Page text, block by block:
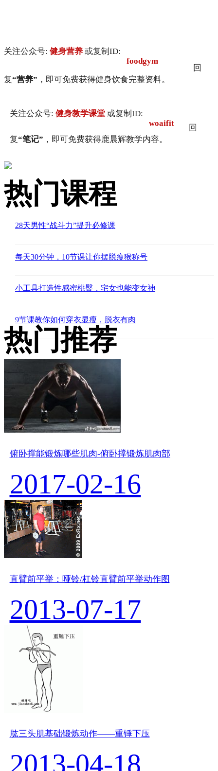
关注公众号: 健身营养 或复制ID:
foodgym
回
复“营养” ，即可免费获得健身饮食完整资料。
关注公众号: 健身教学课堂 或复制ID:
woaifit
回
复“笔记” ，即可免费获得鹿晨辉教学内容。
热门课程
28天男性“战斗力”提升必修课
每天30分钟，10节课让你摆脱瘦猴称号
小工具打造性感蜜桃臀，宅女也能变女神
9节课教你如何穿衣显瘦，脱衣有肉
热门推荐
俯卧撑能锻炼哪些肌肉-俯卧撑锻炼肌肉部
2017-02-16
直臂前平举：哑铃/杠铃直臂前平举动作图
2013-07-17
肱三头肌基础锻炼动作——重锤下压
2013-04-18